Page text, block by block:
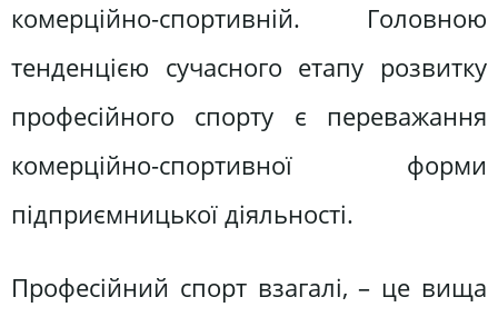
комерційно-спортивній. Головною
тенденцією сучасного етапу розвитку
професійного спорту є переважання
комерційно-спортивної форми
підприємницької діяльності.
Професійний спорт взагалі, – це вища